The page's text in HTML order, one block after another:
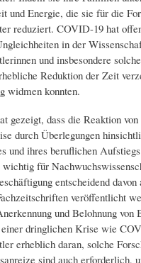
und Energie, die sie für die
reduziert. COVID-19 hat
in der
und insbesondere
Reduktion der Zeit
widmen konnten.
gezeigt, dass die Reaktion
durch Überlegungen
und ihres beruflichen
wichtig für
entscheidend davon
veröffentlicht
und Belohnung von
dringlichen Krise wie
erheblich daran, solche
sind auch erforderlich,